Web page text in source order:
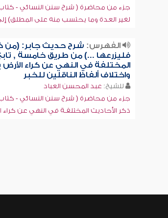
جزء من محاضرة ( شرح سنن النسائي - كتاب
لغير العدة وما يحتسب منه على المطلق)
الفهرس: شرح حديث جابر: (من
فليزرعها ...) من طريق خامسة ,
المختلفة في النهي عن كراء الأرض
واختلاف ألفاظ الناقلين للخبر
للشيخ: عبد المحسن العباد
جزء من محاضرة ( شرح سنن النسائي - كتاب
ذكر الأحاديث المختلفـة في النهي عن كراء